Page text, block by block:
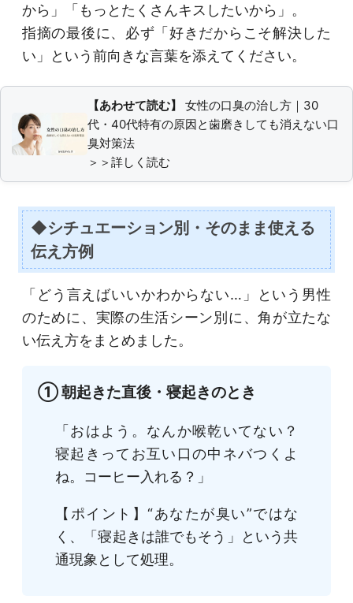
から」「もっとたくさんキスしたいから」。
指摘の最後に、必ず「好きだからこそ解決した
い」という前向きな言葉を添えてください。
【あわせて読む】
女性の口臭の治し方｜30
代・40代特有の原因と歯磨きしても消えない口
臭対策法
＞＞詳しく読む
◆シチュエーション別・そのまま使える
伝え方例
「どう言えばいいかわからない…」という男性
のために、実際の生活シーン別に、角が立たな
い伝え方をまとめました。
① 朝起きた直後・寝起きのとき
「おはよう。なんか喉乾いてない？
寝起きってお互い口の中ネバつくよ
ね。コーヒー入れる？」
【ポイント】“あなたが臭い”ではな
く、「寝起きは誰でもそう」という共
通現象として処理。